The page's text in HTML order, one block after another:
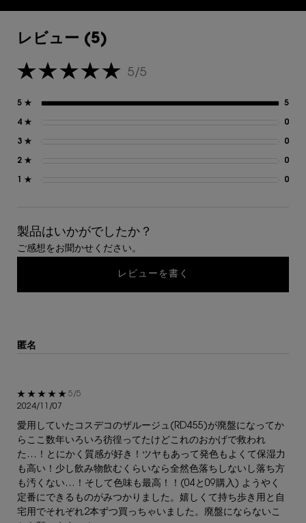
レビュー (5)
5星中5。 5/5
5 ★ 5
4 ★ 0
3 ★ 0
2 ★ 0
1 ★ 0
製品はいかがでしたか？
ご感想をお聞かせください。
レビューを書く
匿名
5星中5。
5/5
2024/11/07
愛用していたコスデコのザルージュ(RD455)が廃盤になってか
らここ数年いろいろ彷徨ってたけどこれのおかげで救われ
た…！とにかく質感が好き！ツヤもあって発色もよくて保湿力
も高い！少し飲み物飲むくらいなら全然色落ちしないし落ち方
も汚くない…！そして色味も最高！！(04と09購入) ようやく
定番にできるものがみつかりました。嬉しくて持ち歩き用と自
宅用でそれぞれ2本ずつ買っちゃいました。廃盤にならないこ